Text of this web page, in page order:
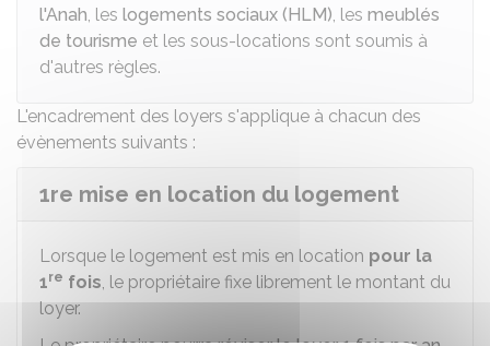
l'Anah, les logements sociaux (HLM), les meublés
de tourisme et les sous-locations sont soumis à
d'autres règles.
L'encadrement des loyers s'applique à chacun des
évènements suivants :
1re mise en location du logement
Lorsque le logement est mis en location pour la
1re fois, le propriétaire fixe librement le montant du
loyer.